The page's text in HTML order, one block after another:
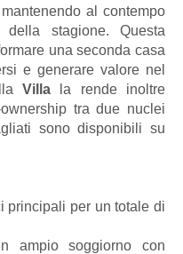
al contempo
stagione. Questa
una seconda casa
e generare valore nel
Villa la rende inoltre
tra due nuclei
sono disponibili su
per un totale di
ampio soggiorno con